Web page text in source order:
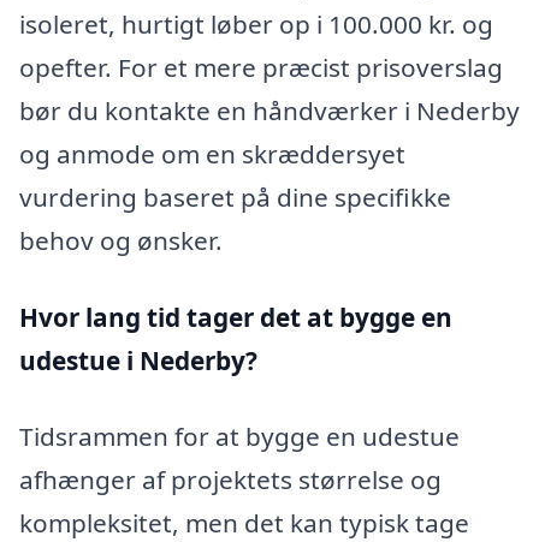
isoleret, hurtigt løber op i 100.000 kr. og
opefter. For et mere præcist prisoverslag
bør du kontakte en håndværker i Nederby
og anmode om en skræddersyet
vurdering baseret på dine specifikke
behov og ønsker.
Hvor lang tid tager det at bygge en
udestue i Nederby?
Tidsrammen for at bygge en udestue
afhænger af projektets størrelse og
kompleksitet, men det kan typisk tage